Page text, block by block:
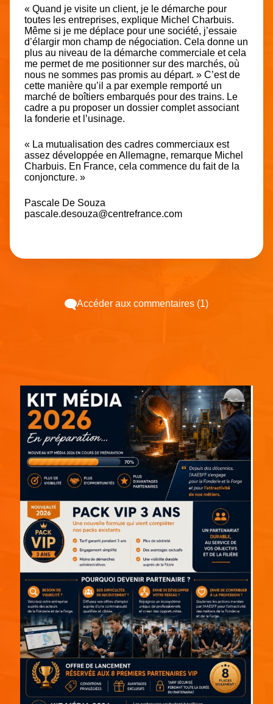
« Quand je visite un client, je le démarche pour
toutes les entreprises, explique Michel Charbuis.
Même si je me déplace pour une société, j’essaie
d’élargir mon champ de négociation. Cela donne un
plus au niveau de la démarche commerciale et cela
me permet de me positionner sur des marchés, où
nous ne sommes pas promis au départ. » C’est de
cette manière qu’il a par exemple remporté un
marché de boîtiers embarqués pour des trains. Le
cadre a pu proposer un dossier complet associant
la fonderie et l’usinage.
« La mutualisation des cadres commerciaux est
assez développée en Allemagne, remarque Michel
Charbuis. En France, cela commence du fait de la
conjoncture. »
Pascale De Souza
pascale.desouza@centrefrance.com
Accéder aux commentaires (1)